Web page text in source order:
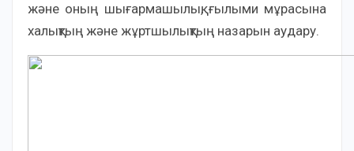
және оның шығармашылық, ғылыми мұрасына
халықтың және жұртшылықтың назарын аудару.